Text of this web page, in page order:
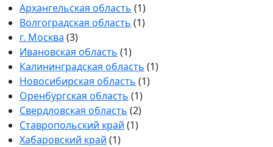
Архангельская область (1)
Волгоградская область (1)
г. Москва (3)
Ивановская область (1)
Калининградская область (1)
Новосибирская область (1)
Оренбургская область (1)
Свердловская область (2)
Ставропольский край (1)
Хабаровский край (1)